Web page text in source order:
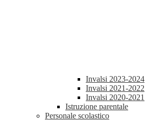
Invalsi 2023-2024
Invalsi 2021-2022
Invalsi 2020-2021
Istruzione parentale
Personale scolastico